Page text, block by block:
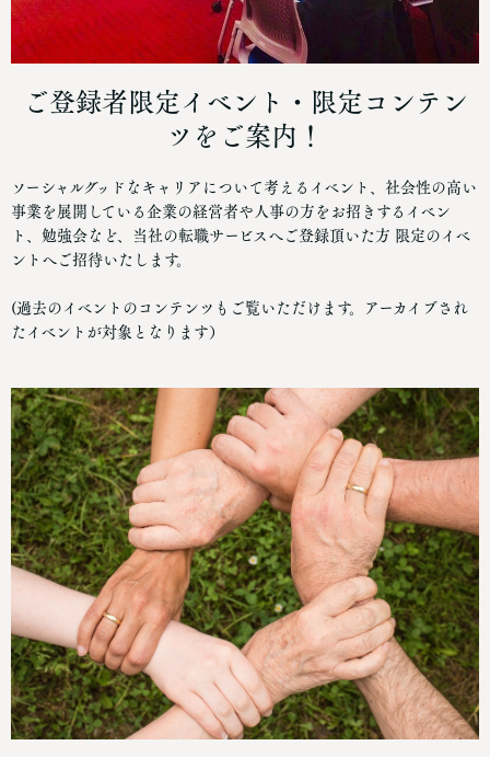
ご登録者限定イベント・限定コンテン
ツをご案内！
ソーシャルグッドなキャリアについて考えるイベント、社会性の高い
事業を展開している企業の経営者や人事の方をお招きするイベン
ト、勉強会など、当社の転職サービスへご登録頂いた方 限定のイベ
ントへご招待いたします。
(過去のイベントのコンテンツもご覧いただけます。アーカイブされ
たイベントが対象となります）